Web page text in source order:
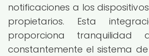
notificaciones a los
propietarios. Esta
proporciona tranquilidad
constantemente el sistema